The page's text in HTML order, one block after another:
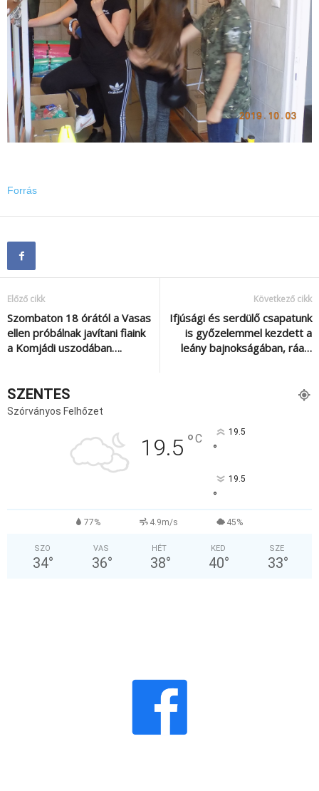
Forrás
Előző cikk
Szombaton 18 órától a Vasas
ellen próbálnak javítani fiaink
a Komjádi uszodában….
Következő cikk
Ifjúsági és serdülő csapatunk
is győzelemmel kezdett a
leány bajnokságában, ráa…
SZENTES
Szórványos Felhőzet
19.5 °C 19.5
°
19.5
°
77% 4.9m/s 45%
SZO
34°
VAS
36°
HÉT
38°
KED
40°
SZE
33°